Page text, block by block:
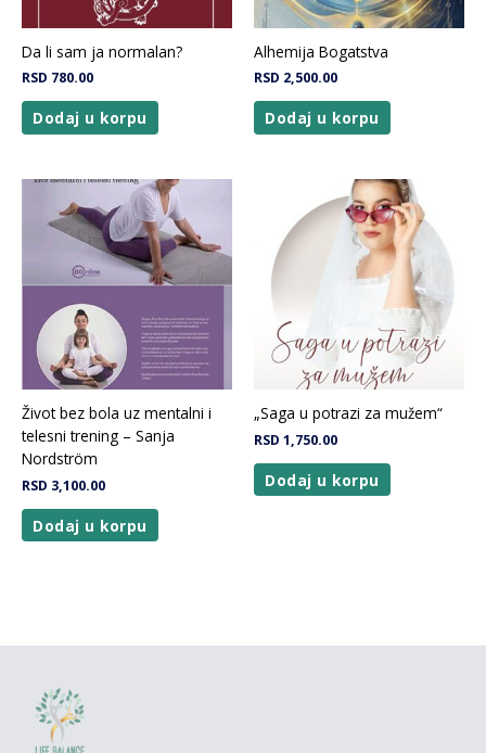
Da li sam ja normalan?
RSD 780.00
Dodaj u korpu
Alhemija Bogatstva
RSD 2,500.00
Dodaj u korpu
Život bez bola uz mentalni i
telesni trening – Sanja
Nordström
RSD 3,100.00
Dodaj u korpu
„Saga u potrazi za mužem“
RSD 1,750.00
Dodaj u korpu